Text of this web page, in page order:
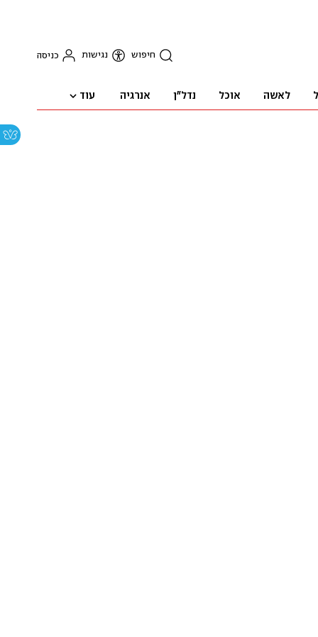
חיפוש נגישות כניסה
לאשה אוכל נדל"ן אנרגיה עוד